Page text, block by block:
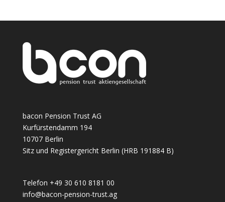
bacon Pension Trust AG
Kurfürstendamm 194
10707 Berlin
Sitz und Registergericht Berlin (HRB 191884 B)
Telefon +49 30 610 8181 00
info@bacon-pension-trust.ag